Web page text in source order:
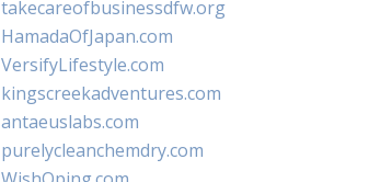
takecareofbusinessdfw.org
HamadaOfJapan.com
VersifyLifestyle.com
kingscreekadventures.com
antaeuslabs.com
purelycleanchemdry.com